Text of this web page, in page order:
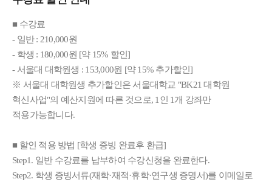
■ 수강료
- 일반 : 210,000원
- 학생 : 180,000원 [약 15% 할인]
- 서울대 대학원생 : 153,000원 [약 15% 추가할인]
※ 서울대 대학원생 추가할인은 서울대학교 "BK21 대학원
혁신사업"의 예산지원에 따른 것으로, 1인 1개 강좌만
적용가능합니다.
■ 할인 적용 방법 [학생 증빙 완료후 환급]
Step1. 일반 수강료를 납부하여 수강신청을 완료한다.
Step2. 학생 증빙서류(재학·재적·휴학·연구생 증명서)를 이메일로